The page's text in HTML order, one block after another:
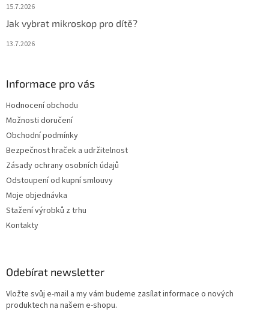
15.7.2026
Jak vybrat mikroskop pro dítě?
13.7.2026
Informace pro vás
Hodnocení obchodu
Možnosti doručení
Obchodní podmínky
Bezpečnost hraček a udržitelnost
Zásady ochrany osobních údajů
Odstoupení od kupní smlouvy
Moje objednávka
Stažení výrobků z trhu
Kontakty
Odebírat newsletter
Vložte svůj e-mail a my vám budeme zasílat informace o nových
produktech na našem e-shopu.